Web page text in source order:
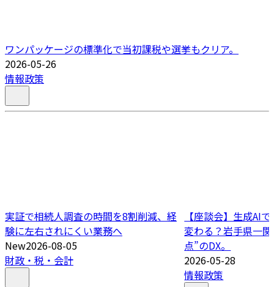
ワンパッケージの標準化で当初課税や選挙もクリア。
2026-05-26
情報政策
実証で相続人調査の時間を8割削減、経
験に左右されにくい業務へ
New2026-08-05
財政・税・会計
【座談会】生成AI
変わる？岩手県一
点”のDX。
2026-05-28
情報政策